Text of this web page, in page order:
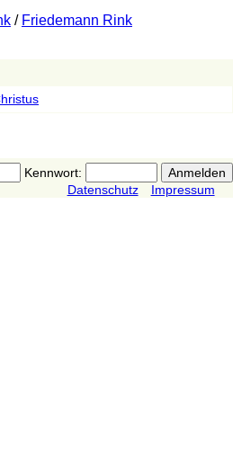
/ Friedemann Rink
Kennwort:
Datenschutz
Impressum